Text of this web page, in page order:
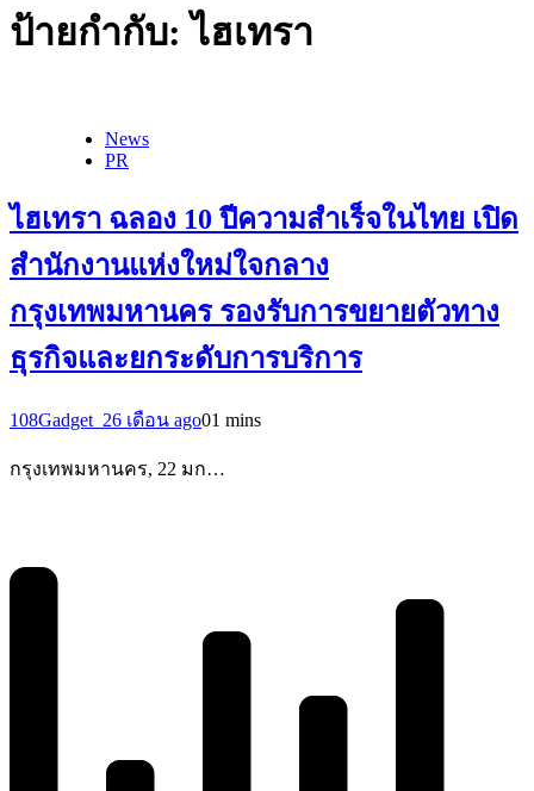
ป้ายกำกับ:ไฮเทรา
News
PR
ไฮเทรา ฉลอง 10 ปีความสำเร็จในไทย เปิด
สำนักงานแห่งใหม่ใจกลาง
กรุงเทพมหานคร รองรับการขยายตัวทาง
ธุรกิจและยกระดับการบริการ
108Gadget_26 เดือน ago01 mins
กรุงเทพมหานคร, 22 มก…